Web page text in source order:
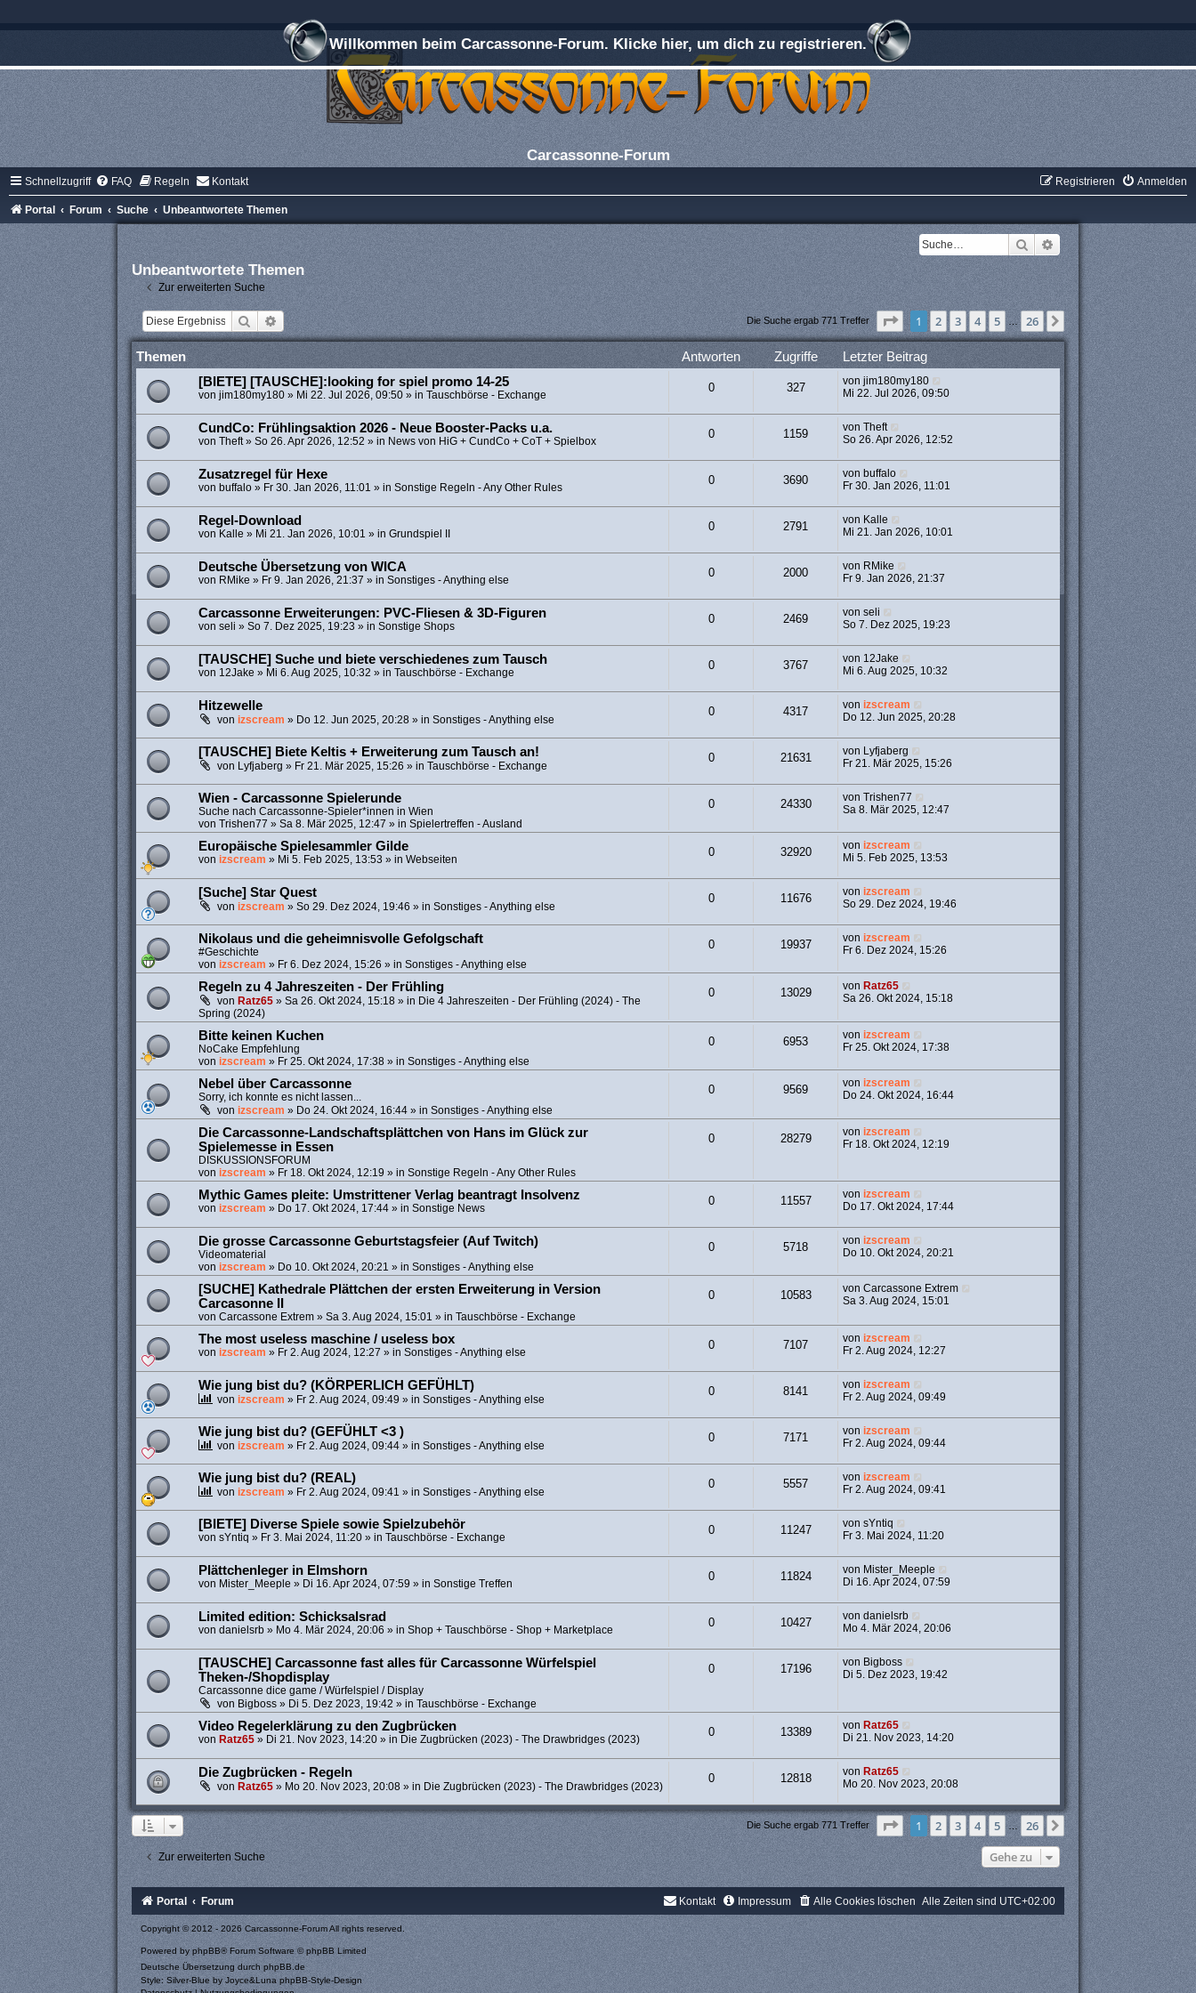
Willkommen beim Carcassonne-Forum. Klicke hier, um dich zu registrieren.
Carcassonne-Forum
Schnellzugriff FAQ Regeln Kontakt Anmelden
Registrieren
Portal Forum Suche Unbeantwortete Themen
Suche
Erweiterte Suche
Unbeantwortete Themen
Zur erweiterten Suche
Suche Erweiterte Suche Die Suche ergab 771 Treffer Seite1 von26
1 2 3 4 5 … 26 Nächste
Themen Antworten Zugriffe Letzter Beitrag
[BIETE] [TAUSCHE]:looking for spiel promo 14-25
von jim180my180» Mi 22. Jul 2026, 09:50» in Tauschbörse - Exchange
0 327 vonjim180my180
Mi 22. Jul 2026, 09:50
CundCo: Frühlingsaktion 2026 - Neue Booster-Packs u.a.
von Theft» So 26. Apr 2026, 12:52 » in News von HiG + CundCo + CoT + Spielbox
0 1159 vonTheft
So 26. Apr 2026, 12:52
Zusatzregel für Hexe
von buffalo» Fr 30. Jan 2026, 11:01 » in Sonstige Regeln - Any Other Rules
0 3690 von buffalo
Fr 30. Jan 2026, 11:01
Regel-Download
von Kalle » Mi 21. Jan 2026, 10:01 » in Grundspiel II
0 2791 von Kalle
Mi 21. Jan 2026, 10:01
Deutsche Übersetzung von WICA
von RMike » Fr 9. Jan 2026, 21:37 » in Sonstiges - Anything else
0 2000 von RMike
Fr 9. Jan 2026, 21:37
Carcassonne Erweiterungen: PVC-Fliesen & 3D-Figuren
von seli » So 7. Dez 2025, 19:23 » in Sonstige Shops
0 2469 vonseli
So 7. Dez 2025, 19:23
[TAUSCHE] Suche und biete verschiedenes zum Tausch
von 12Jake » Mi 6. Aug 2025, 10:32 » in Tauschbörse - Exchange
0 3767 von 12Jake
Mi 6. Aug 2025, 10:32
Hitzewelle
von izscream » Do 12. Jun 2025, 20:28» in Sonstiges - Anything else
0 4317 von izscream
Do 12. Jun 2025, 20:28
[TAUSCHE] Biete Keltis + Erweiterung zum Tausch an!
von Lyfjaberg » Fr 21. Mär 2025, 15:26 » in Tauschbörse - Exchange
0 21631 von Lyfjaberg
Fr 21. Mär 2025, 15:26
Wien - Carcassonne Spielerunde
Suche nach Carcassonne-Spieler*innen in Wien
von Trishen77 » Sa 8. Mär 2025, 12:47 » in Spielertreffen - Ausland
0 24330 vonTrishen77
Sa 8. Mär 2025, 12:47
Europäische Spielesammler Gilde
von izscream » Mi 5. Feb 2025, 13:53 » in Webseiten
0 32920 von izscream
Mi 5. Feb 2025, 13:53
[Suche] Star Quest
von izscream » So 29. Dez 2024, 19:46 » in Sonstiges - Anything else
0 11676 von izscream
So 29. Dez 2024, 19:46
Nikolaus und die geheimnisvolle Gefolgschaft
#Geschichte
von izscream » Fr 6. Dez 2024, 15:26 » in Sonstiges - Anything else
0 19937 von izscream
Fr 6. Dez 2024, 15:26
Regeln zu 4 Jahreszeiten - Der Frühling
von Ratz65» Sa 26. Okt 2024, 15:18» in Die 4 Jahreszeiten - Der Frühling (2024) - The
Spring (2024)
0 13029 von Ratz65
Sa 26. Okt 2024, 15:18
Bitte keinen Kuchen
NoCake Empfehlung
von izscream » Fr 25. Okt 2024, 17:38» in Sonstiges - Anything else
0 6953 von izscream
Fr 25. Okt 2024, 17:38
Nebel über Carcassonne
Sorry, ich konnte es nicht lassen...
von izscream » Do 24. Okt 2024, 16:44» in Sonstiges - Anything else
0 9569 von izscream
Do 24. Okt 2024, 16:44
Die Carcassonne-Landschaftsplättchen von Hans im Glück zur
Spielemesse in Essen
DISKUSSIONSFORUM
von izscream » Fr 18. Okt 2024, 12:19 » in Sonstige Regeln - Any Other Rules
0 28279 von izscream
Fr 18. Okt 2024, 12:19
Mythic Games pleite: Umstrittener Verlag beantragt Insolvenz
von izscream » Do 17. Okt 2024, 17:44» in Sonstige News
0 11557 von izscream
Do 17. Okt 2024, 17:44
Die grosse Carcassonne Geburtstagsfeier (Auf Twitch)
Videomaterial
von izscream » Do 10. Okt 2024, 20:21 » in Sonstiges - Anything else
0 5718 von izscream
Do 10. Okt 2024, 20:21
[SUCHE] Kathedrale Plättchen der ersten Erweiterung in Version
Carcasonne II
von Carcassone Extrem» Sa 3. Aug 2024, 15:01 » in Tauschbörse - Exchange
0 10583 vonCarcassone Extrem
Sa 3. Aug 2024, 15:01
The most useless maschine / useless box
von izscream » Fr 2. Aug 2024, 12:27 » in Sonstiges - Anything else
0 7107 von izscream
Fr 2. Aug 2024, 12:27
Wie jung bist du? (KÖRPERLICH GEFÜHLT)
von izscream » Fr 2. Aug 2024, 09:49 » in Sonstiges - Anything else
0 8141 von izscream
Fr 2. Aug 2024, 09:49
Wie jung bist du? (GEFÜHLT <3 )
von izscream » Fr 2. Aug 2024, 09:44» in Sonstiges - Anything else
0 7171 von izscream
Fr 2. Aug 2024, 09:44
Wie jung bist du? (REAL)
von izscream » Fr 2. Aug 2024, 09:41 » in Sonstiges - Anything else
0 5557 von izscream
Fr 2. Aug 2024, 09:41
[BIETE] Diverse Spiele sowie Spielzubehör
von sYntiq » Fr 3. Mai 2024, 11:20» in Tauschbörse - Exchange
0 11247 vonsYntiq
Fr 3. Mai 2024, 11:20
Plättchenleger in Elmshorn
von Mister_Meeple » Di 16. Apr 2024, 07:59 » in Sonstige Treffen
0 11824 von Mister_Meeple
Di 16. Apr 2024, 07:59
Limited edition: Schicksalsrad
von danielsrb» Mo 4. Mär 2024, 20:06 » in Shop + Tauschbörse - Shop + Marketplace
0 10427 vondanielsrb
Mo 4. Mär 2024, 20:06
[TAUSCHE] Carcassonne fast alles für Carcassonne Würfelspiel
Theken-/Shopdisplay
Carcassonne dice game / Würfelspiel / Display
von Bigboss» Di 5. Dez 2023, 19:42 » in Tauschbörse - Exchange
0 17196 von Bigboss
Di 5. Dez 2023, 19:42
Video Regelerklärung zu den Zugbrücken
von Ratz65» Di 21. Nov 2023, 14:20» in Die Zugbrücken (2023) - The Drawbridges (2023)
0 13389 von Ratz65
Di 21. Nov 2023, 14:20
Die Zugbrücken - Regeln
von Ratz65» Mo 20. Nov 2023, 20:08» in Die Zugbrücken (2023) - The Drawbridges (2023)
0 12818 von Ratz65
Mo 20. Nov 2023, 20:08
Die Suche ergab 771 Treffer Seite von26
1 2 3 4 5 … 26 Nächste
Zur erweiterten Suche Gehe zu
Portal Forum Alle Zeiten sind UTC+02:00
Alle Cookies löschen
Impressum
Kontakt
Copyright © 2012 - 2026 Carcassonne-Forum All rights reserved.
Powered by phpBB® Forum Software © phpBB Limited
Deutsche Übersetzung durch phpBB.de
Style: Silver-Blue by Joyce&LunaphpBB-Style-Design